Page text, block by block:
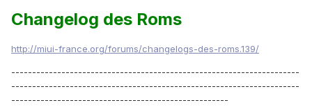
Changelog des Roms
http://miui-france.org/forums/changelogs-des-roms.139/
---------------------------------------------------------------------
---------------------------------------------------------------------
----------------------------------------------------